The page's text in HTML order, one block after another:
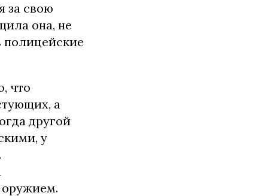
за свою
она, не
полицейские
что
а
другой
у
оружием.